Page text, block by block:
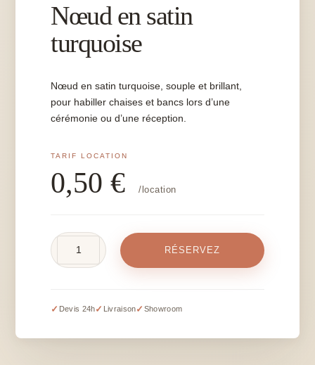
Nœud en satin
turquoise
Nœud en satin turquoise, souple et brillant,
pour habiller chaises et bancs lors d’une
cérémonie ou d’une réception.
0,50€ /location
satin
RÉSERVEZ
✓ Devis 24h✓ Livraison✓ Showroom